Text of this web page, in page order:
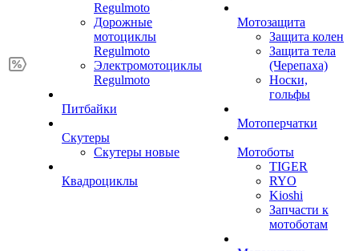
Regulmoto
Дорожные
мотоциклы
Regulmoto
Электромотоциклы
Regulmoto
Питбайки
Скутеры
Скутеры новые
Квадроциклы
Мотозащита
Защита колен
Защита тела
(Черепаха)
Носки,
гольфы
Мотоперчатки
Мотоботы
TIGER
RYO
Kioshi
Запчасти к
мотоботам